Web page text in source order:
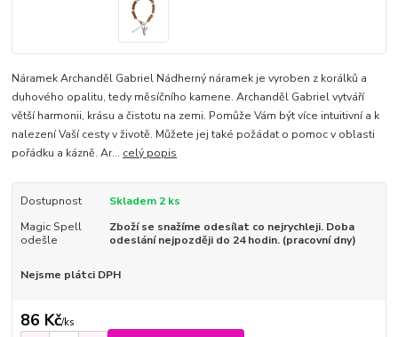
Náramek Archanděl Gabriel Nádherný náramek je vyroben z korálků a
duhového opalitu, tedy měsíčního kamene. Archanděl Gabriel vytváří
větší harmonii, krásu a čistotu na zemi. Pomůže Vám být více intuitivní a k
nalezení Vaší cesty v životě. Můžete jej také požádat o pomoc v oblasti
pořádku a kázně. Ar... celý popis
Dostupnost
Skladem 2 ks
Magic Spell
odešle
Zboží se snažíme odesílat co nejrychleji. Doba
odeslání nejpozději do 24 hodin. (pracovní dny)
Nejsme plátci DPH
86 Kč/ks